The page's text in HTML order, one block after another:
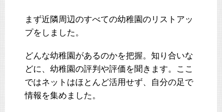
まず近隣周辺のすべての幼稚園のリストアッ
プをしました。
どんな幼稚園があるのかを把握。知り合いな
どに、幼稚園の評判や評価を聞きます。ここ
ではネットはほとんど活用せず、自分の足で
情報を集めました。